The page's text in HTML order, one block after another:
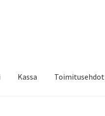
Kassa Toimitusehdot